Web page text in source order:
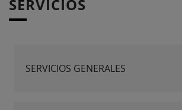
SERVICIOS
SERVICIOS GENERALES